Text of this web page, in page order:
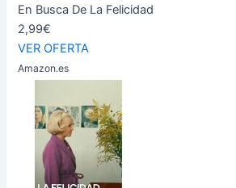
En Busca De La Felicidad
2,99€
VER OFERTA
Amazon.es